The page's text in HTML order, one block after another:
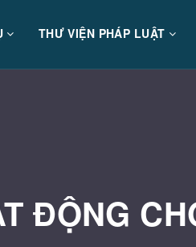
THƯ VIỆN PHÁP LUẬT
ĐỘNG